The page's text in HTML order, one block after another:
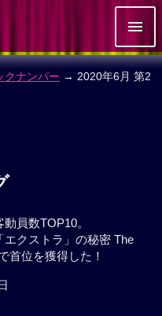
クナンバー → 2020年6月 第2
員数TOP10。
クストラ」の秘密 The
首位を獲得した！